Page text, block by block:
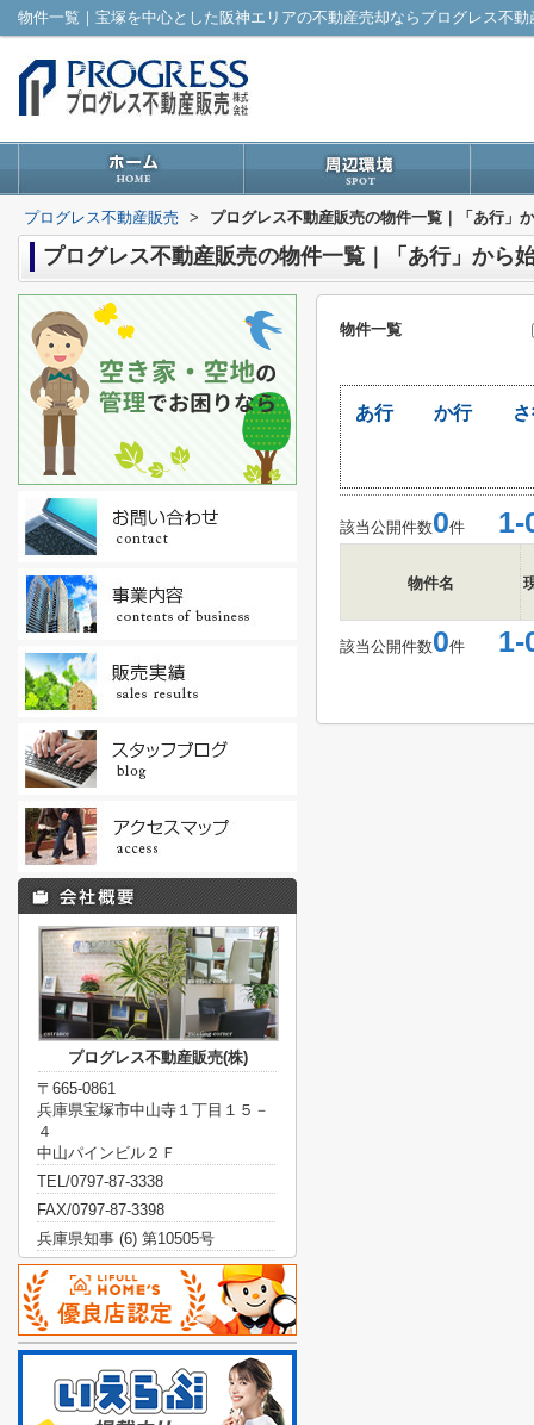
プログレス不動産販売 > プログレス不動産販売の物件一覧｜「あ行」
プログレス不動産販売の物件一覧｜「あ行」から
物件一覧
あ行 か行
該当公開件数0件 1-
物件名
該当公開件数0件 1-
プログレス不動産販売(株)
〒665-0861
兵庫県宝塚市中山寺１丁目１５－
４
中山パインビル２Ｆ
TEL/0797-87-3338
FAX/0797-87-3398
兵庫県知事 (6) 第10505号